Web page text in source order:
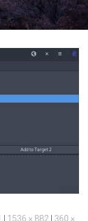
1536 × 882
360 ×